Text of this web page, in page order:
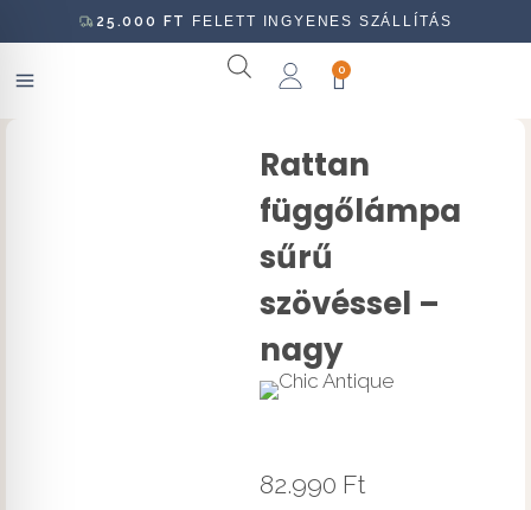
25.000 FT FELETT INGYENES SZÁLLÍTÁS
0
Rattan
függőlámpa
sűrű
szövéssel –
nagy
82.990 Ft